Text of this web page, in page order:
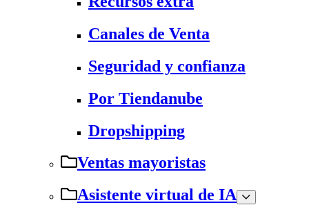
Canales de Venta
Seguridad y confianza
Por Tiendanube
Dropshipping
Ventas mayoristas
Asistente virtual de IA